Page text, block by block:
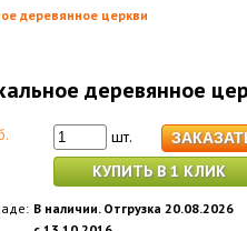
деревянное церкви
деревянное
шт.
КУПИТЬ В 1 КЛИК
В наличии. Отгрузка 20.08.2026